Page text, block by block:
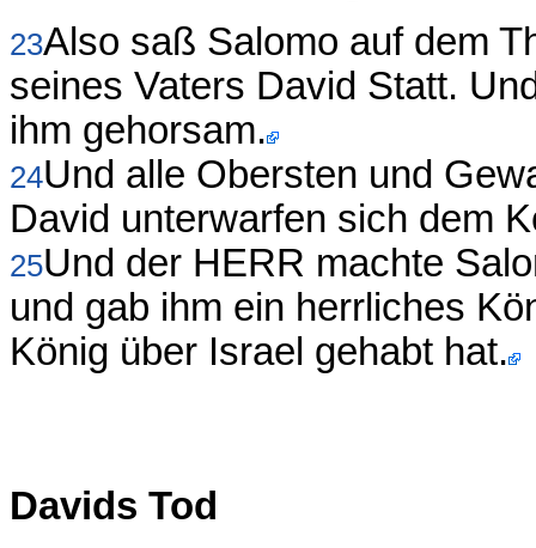
23Also saß Salomo auf dem
seines Vaters David Statt.
ihm gehorsam.
24Und alle Obersten und
David unterwarfen sich dem
25Und der HERR machte
und gab ihm ein herrliches
König über Israel gehabt hat.
Davids Tod